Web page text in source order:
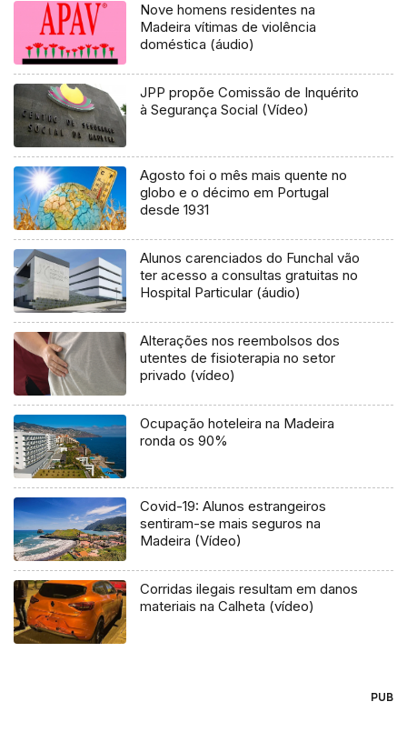
Nove homens residentes na
Madeira vítimas de violência
doméstica (áudio)
JPP propõe Comissão de Inquérito
à Segurança Social (Vídeo)
Agosto foi o mês mais quente no
globo e o décimo em Portugal
desde 1931
Alunos carenciados do Funchal vão
ter acesso a consultas gratuitas no
Hospital Particular (áudio)
Alterações nos reembolsos dos
utentes de fisioterapia no setor
privado (vídeo)
Ocupação hoteleira na Madeira
ronda os 90%
Covid-19: Alunos estrangeiros
sentiram-se mais seguros na
Madeira (Vídeo)
Corridas ilegais resultam em danos
materiais na Calheta (vídeo)
PUB